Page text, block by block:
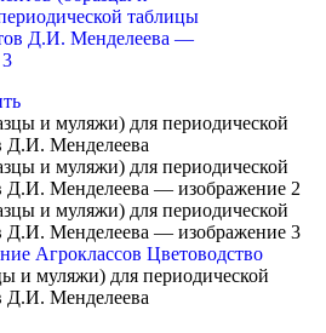
Агроклассов Цветоводство
и муляжи) для периодической
Д.И. Менделеева